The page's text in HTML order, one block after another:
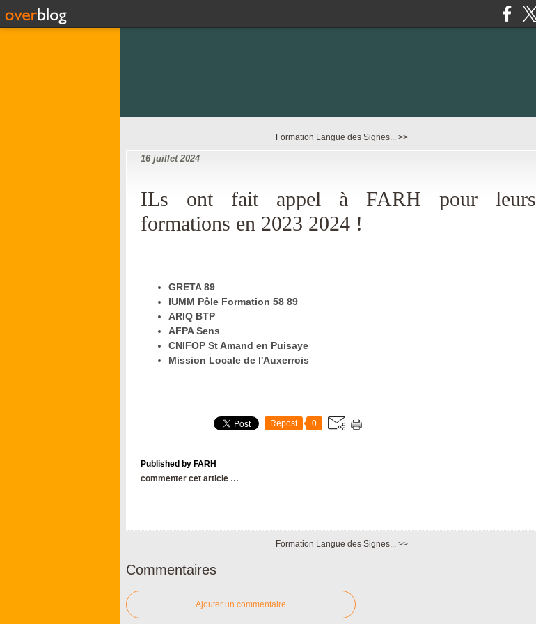
Formation Langue des Signes... >>
16 juillet 2024
ILs ont fait appel à FARH pour leurs
formations en 2023 2024 !
GRETA 89
IUMM Pôle Formation 58 89
ARIQ BTP
AFPA Sens
CNIFOP St Amand en Puisaye
Mission Locale de l'Auxerrois
Repost 0
Published by FARH
commenter cet article …
Formation Langue des Signes... >>
Commentaires
Ajouter un commentaire